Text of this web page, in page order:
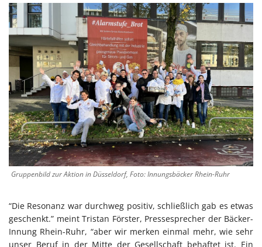
Gruppenbild zur Aktion in Düsseldorf, Foto: Innungsbäcker Rhein-Ruhr
“Die Resonanz war durchweg positiv, schließlich gab es etwas
geschenkt.” meint Tristan Förster, Pressesprecher der Bäcker-
Innung Rhein-Ruhr, “aber wir merken einmal mehr, wie sehr
unser Beruf in der Mitte der Gesellschaft behaftet ist. Ein